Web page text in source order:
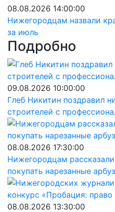
08.08.2026 14:00:00
Нижегородцам назвали
за июль
Подробно
09.08.2026 10:00:00
Глеб Никитин поздравил
строителей с
08.08.2026 17:30:00
Нижегородцам
покупать нарезанные
08.08.2026 13:30:00